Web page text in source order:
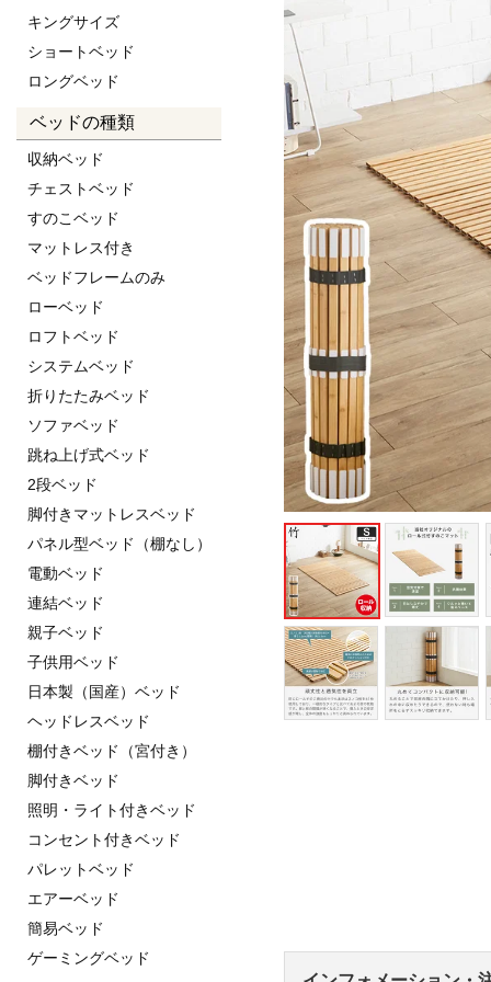
キングサイズ
ショートベッド
ロングベッド
ベッドの種類
収納ベッド
チェストベッド
すのこベッド
マットレス付き
ベッドフレームのみ
ローベッド
ロフトベッド
システムベッド
折りたたみベッド
ソファベッド
跳ね上げ式ベッド
2段ベッド
脚付きマットレスベッド
パネル型ベッド（棚なし）
電動ベッド
連結ベッド
親子ベッド
子供用ベッド
日本製（国産）ベッド
ヘッドレスベッド
棚付きベッド（宮付き）
脚付きベッド
照明・ライト付きベッド
コンセント付きベッド
パレットベッド
エアーベッド
簡易ベッド
ゲーミングベッド